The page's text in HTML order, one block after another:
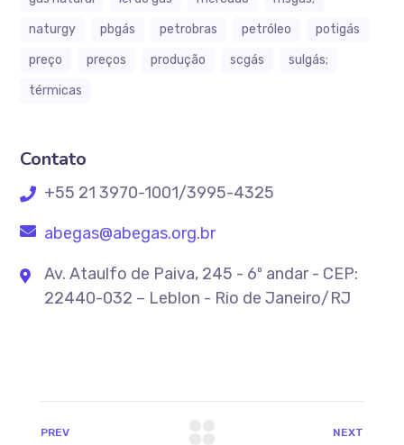
naturgy
pbgás petrobras petróleo
potigás
preço
preços produção scgás
sulgás;
térmicas
Contato
+55 21 3970-1001/3995-4325
abegas@abegas.org.br
Av. Ataulfo de Paiva, 245 - 6º andar - CEP:
22440-032 – Leblon - Rio de Janeiro/RJ
PREV NEXT